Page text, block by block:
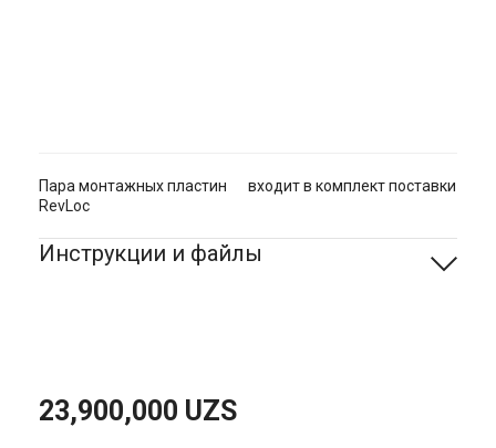
Пара монтажных пластин
RevLoc
входит в комплект поставки
Инструкции и файлы
23,900,000 UZS